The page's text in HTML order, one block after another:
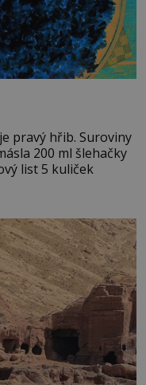
hřib. Suroviny
200 ml šlehačky
list 5 kuliček